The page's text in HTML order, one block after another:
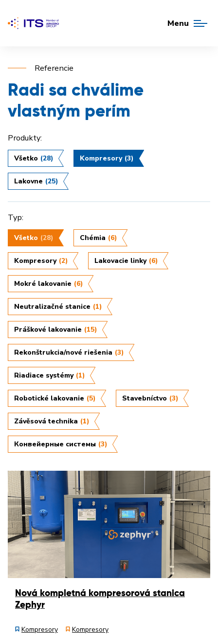
Menu
Referencie
Radi sa chválime
vlastným perím
Produkty:
Všetko (28) Kompresory (3)
Lakovne (25)
Typ:
Všetko (28) Chémia (6)
Kompresory (2) Lakovacie linky (6)
Mokré lakovanie (6)
Neutralizačné stanice (1)
Práškové lakovanie (15)
Rekonštrukcia/nové riešenia (3)
Riadiace systémy (1)
Robotické lakovanie (5) Stavebníctvo (3)
Závěsová technika (1)
Конвейерные системы (3)
Nová kompletná kompresorová stanica
Zephyr
Kompresory Kompresory